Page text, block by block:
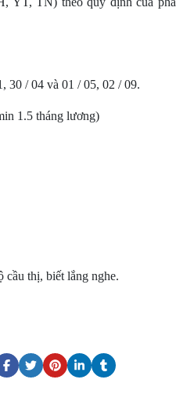
30 / 04 và 01 / 05, 02 / 09.
1.5 tháng lương)
cầu thị, biết lắng nghe.